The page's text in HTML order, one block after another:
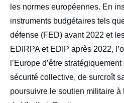
les normes européennes. En
instruments budgétaires tels
défense (FED) avant 2022 et
EDIRPA et EDIP après 2022,
l’Europe d’être
sécurité collective, de surcroît
poursuivre le soutien militaire à
de
de
la